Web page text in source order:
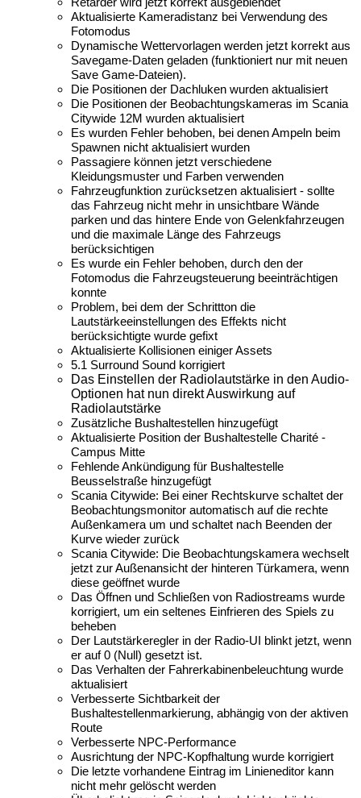
Aktualisierte Kameradistanz bei Verwendung des
Fotomodus
Dynamische Wettervorlagen werden jetzt korrekt aus
Savegame-Daten geladen (funktioniert nur mit neuen
Save Game-Dateien).
Die Positionen der Dachluken wurden aktualisiert
Die Positionen der Beobachtungskameras im Scania
Citywide 12M wurden aktualisiert
Es wurden Fehler behoben, bei denen Ampeln beim
Spawnen nicht aktualisiert wurden
Passagiere können jetzt verschiedene
Kleidungsmuster und Farben verwenden
Fahrzeugfunktion zurücksetzen aktualisiert - sollte
das Fahrzeug nicht mehr in unsichtbare Wände
parken und das hintere Ende von Gelenkfahrzeugen
und die maximale Länge des Fahrzeugs
berücksichtigen
Es wurde ein Fehler behoben, durch den der
Fotomodus die Fahrzeugsteuerung beeinträchtigen
konnte
Problem, bei dem der Schrittton die
Lautstärkeeinstellungen des Effekts nicht
berücksichtigte wurde gefixt
Aktualisierte Kollisionen einiger Assets
5.1 Surround Sound korrigiert
Das Einstellen der Radiolautstärke in den Audio-
Optionen hat nun direkt Auswirkung auf
Radiolautstärke
Zusätzliche Bushaltestellen hinzugefügt
Aktualisierte Position der Bushaltestelle Charité -
Campus Mitte
Fehlende Ankündigung für Bushaltestelle
Beusselstraße hinzugefügt
Scania Citywide: Bei einer Rechtskurve schaltet der
Beobachtungsmonitor automatisch auf die rechte
Außenkamera um und schaltet nach Beenden der
Kurve wieder zurück
Scania Citywide: Die Beobachtungskamera wechselt
jetzt zur Außenansicht der hinteren Türkamera, wenn
diese geöffnet wurde
Das Öffnen und Schließen von Radiostreams wurde
korrigiert, um ein seltenes Einfrieren des Spiels zu
beheben
Der Lautstärkeregler in der Radio-UI blinkt jetzt, wenn
er auf 0 (Null) gesetzt ist.
Das Verhalten der Fahrerkabinenbeleuchtung wurde
aktualisiert
Verbesserte Sichtbarkeit der
Bushaltestellenmarkierung, abhängig von der aktiven
Route
Verbesserte NPC-Performance
Ausrichtung der NPC-Kopfhaltung wurde korrigiert
Die letzte vorhandene Eintrag im Linieneditor kann
nicht mehr gelöscht werden